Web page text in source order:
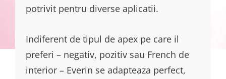
potrivit pentru diverse aplicatii.
Indiferent de tipul de apex pe care il
preferi – negativ, pozitiv sau French de
interior – Everin se adapteaza perfect,